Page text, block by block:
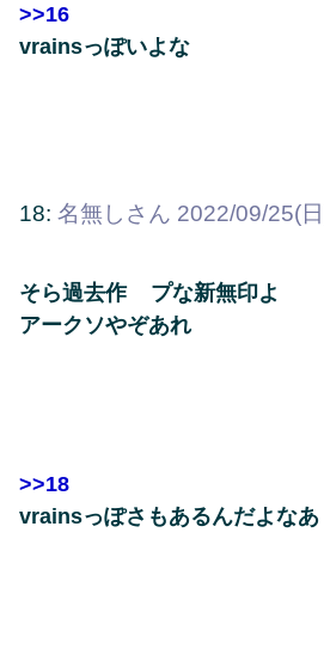
>>16
vrainsっぽいよな
18: 名無しさん 2022/09/25(
そら過去作 プな新無印よ
アークソやぞあれ
>>18
vrainsっぽさもあるんだよなあ